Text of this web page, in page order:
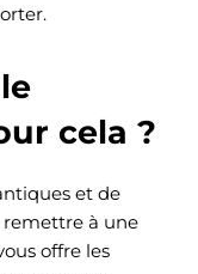
cela ?
et de
remettre à une
offre les